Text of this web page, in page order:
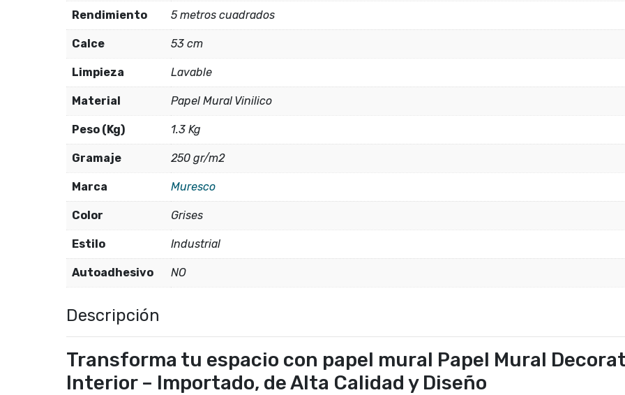
Rendimiento 5 metros cuadrados
Calce 53 cm
Limpieza Lavable
Material Papel Mural Vinilico
Peso (Kg) 1.3 Kg
Gramaje 250 gr/m2
Marca Muresco
Color Grises
Estilo Industrial
Autoadhesivo NO
Descripción
Transforma tu espacio con papel mural Papel Mural
Interior – Importado, de Alta Calidad y Diseño